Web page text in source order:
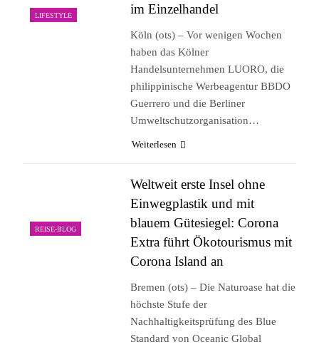
LIFESTYLE
im Einzelhandel
Köln (ots) – Vor wenigen Wochen
haben das Kölner
Handelsunternehmen LUORO, die
philippinische Werbeagentur BBDO
Guerrero und die Berliner
Umweltschutzorganisation…
Weiterlesen
REISE-BLOG
Weltweit erste Insel ohne
Einwegplastik und mit
blauem Gütesiegel: Corona
Extra führt Ökotourismus mit
Corona Island an
Bremen (ots) – Die Naturoase hat die
höchste Stufe der
Nachhaltigkeitsprüfung des Blue
Standard von Oceanic Global